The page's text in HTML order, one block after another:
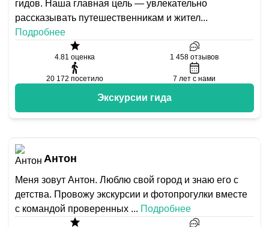
гидов. Наша главная цель — увлекательно
рассказывать путешественникам и жител...
Подробнее
4.81 оценка 1 458 отзывов
20 172 посетило 7 лет с нами
Экскурсии гида
Антон
Меня зовут Антон. Люблю свой город и знаю его с
детства. Провожу экскурсии и фотопрогулки вместе
с командой проверенных ... Подробнее